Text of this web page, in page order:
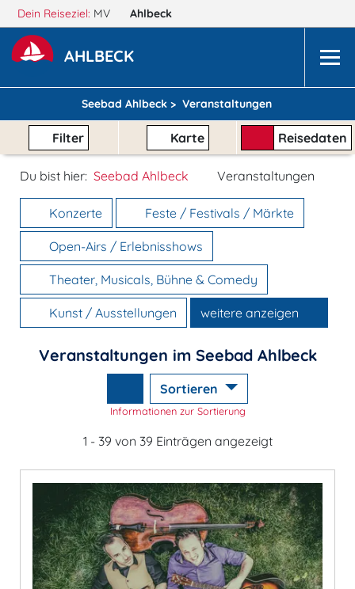
Dein Reiseziel: MV Ahlbeck
AHLBECK
Seebad Ahlbeck > Veranstaltungen
Filter Karte Reisedaten
Du bist hier: Seebad Ahlbeck Veranstaltungen
Konzerte Feste / Festivals / Märkte
Open-Airs / Erlebnisshows
Theater, Musicals, Bühne & Comedy
Kunst / Ausstellungen weitere anzeigen
Veranstaltungen im Seebad Ahlbeck
Sortieren
Informationen zur Sortierung
1 - 39 von 39 Einträgen angezeigt